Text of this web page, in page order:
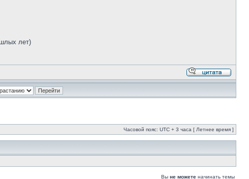
лет)
Часовой пояс: UTC + 3 часа [ Летнее время ]
Вы не можете начинать темы